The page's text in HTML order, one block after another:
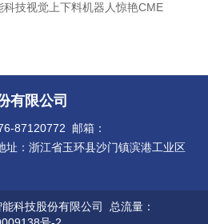
科技视觉上下料机器人惊艳CME
有限公司
87120772 邮箱：
：浙江省玉环县沙门镇滨港工业区
科技股份有限公司 总流量：